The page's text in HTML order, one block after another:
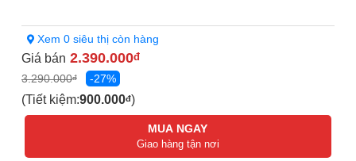
Xem 0 siêu thị còn hàng
Giá bán 2.390.000đ
3.290.000đ -27%
(Tiết kiệm:900.000đ)
MUA NGAY
Giao hàng tận nơi